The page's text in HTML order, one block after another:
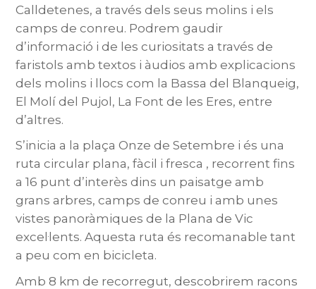
Calldetenes, a través dels seus molins i els
camps de conreu. Podrem gaudir
d’informació i de les curiositats a través de
faristols amb textos i àudios amb explicacions
dels molins i llocs com la Bassa del Blanqueig,
El Molí del Pujol, La Font de les Eres, entre
d’altres.
S’inicia a la plaça Onze de Setembre i és una
ruta circular plana, fàcil i fresca , recorrent fins
a 16 punt d’interès dins un paisatge amb
grans arbres, camps de conreu i amb unes
vistes panoràmiques de la Plana de Vic
excel·lents. Aquesta ruta és recomanable tant
a peu com en bicicleta.
Amb 8 km de recorregut, descobrirem racons